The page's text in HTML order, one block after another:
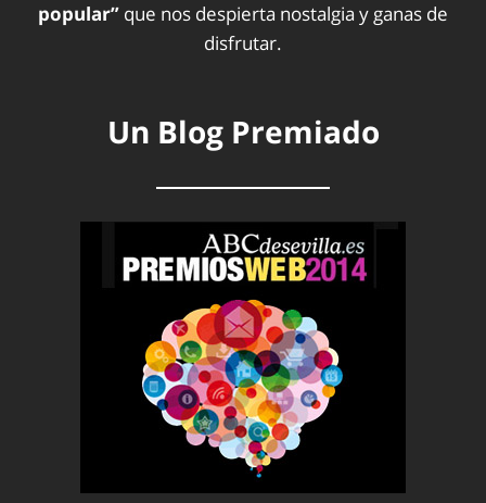
popular” que nos despierta nostalgia y ganas de
disfrutar.
Un Blog Premiado